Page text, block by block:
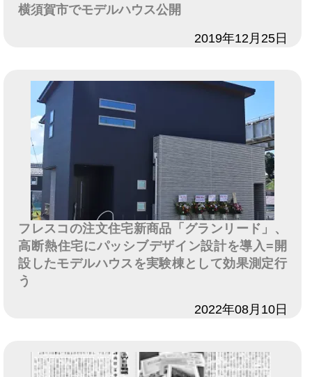
横須賀市でモデルハウス公開
2019年12月25日
フレスコの注文住宅新商品「グランリード」、
高断熱住宅にパッシブデザイン設計を導入=開
設したモデルハウスを実験棟として効果測定行
う
2022年08月10日